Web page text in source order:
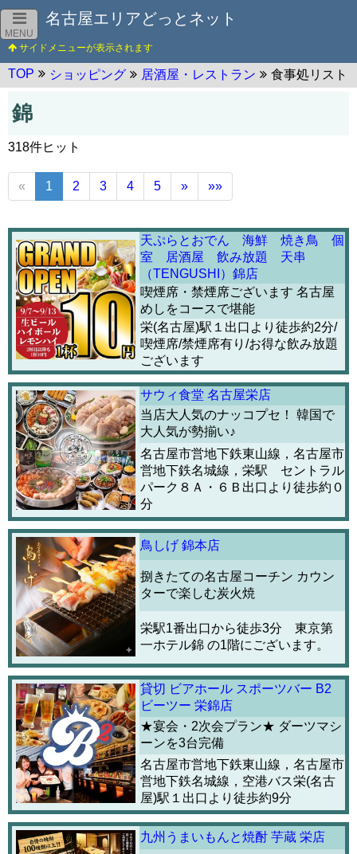
MENU
名古屋エリアどっとネット
TOP ショッピング 居酒屋・レストラン 食事処リスト
錦
318件ヒット
« 1 2 3 4 5 » »»
天ぷらとおでん 海鮮 焼き鳥 個
室 居酒屋 飲み放題 天串
（TENGUSHI）錦店
喫煙席・禁煙席ございます 名古屋
めしをコースで堪能
栄(名古屋)駅１出口より徒歩約2分/
喫煙席/禁煙席有り/お得な飲み放題
ございます
サウィ食堂 名古屋栄店
当店大人気のナッコプセ！ 韓国で
大人気が勢揃い♪
名古屋市営地下鉄東山線，名古屋市
営地下鉄名城線，栄駅 セントラル
パーク８Ａ・６Ｂ出口より徒歩約０
分
鳥しげ 錦本店
捌きたての名古屋コーチン カウン
ターで楽しむ炭火焼
栄駅1番出口から徒歩3分 東京第
一ホテル錦 の1階にございます。
貸切 ビアホール スポーツバー B2
ビーツー 栄錦店
★宴会・2次会プラン★ ダーツマシ
ーンを3台完備
名古屋市営地下鉄東山線，名古屋市
営地下鉄名城線，空港バス栄(名古
屋)駅１出口より徒歩約9分
九州うまいもんと焼酎 芋蔵 栄店